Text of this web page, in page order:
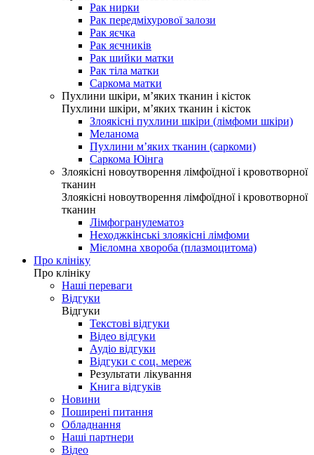
Рак нирки
Рак передміхурової залози
Рак яєчка
Рак яєчників
Рак шийки матки
Рак тіла матки
Саркома матки
Пухлини шкіри, м’яких тканин і кісток
Пухлини шкіри, м’яких тканин і кісток
Злоякісні пухлини шкіри (лімфоми шкіри)
Меланома
Пухлини м’яких тканин (саркоми)
Саркома Юінга
Злоякісні новоутворення лімфоїдної і кровотворної
тканин
Злоякісні новоутворення лімфоїдної і кровотворної
тканин
Лімфогранулематоз
Неходжкінські злоякісні лімфоми
Мієломна хвороба (плазмоцитома)
Про клініку
Про клініку
Наші переваги
Відгуки
Відгуки
Текстові відгуки
Відео відгуки
Аудіо відгуки
Відгуки с соц. мереж
Результати лікування
Книга відгуків
Новини
Поширені питання
Обладнання
Наші партнери
Відео